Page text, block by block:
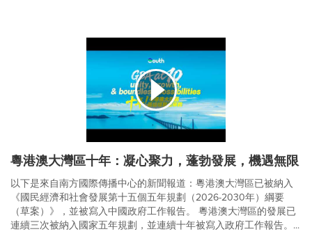
粵港澳大灣區十年：凝心聚力，蓬勃發展，機遇無限
以下是來自南方國際傳播中心的新聞報道：粵港澳大灣區已被納入
《國民經濟和社會發展第十五個五年規劃（2026-2030年）綱要
（草案）》，並被寫入中國政府工作報告。 粵港澳大灣區的發展已
連續三次被納入國家五年規劃，並連續十年被寫入政府工作報告。...